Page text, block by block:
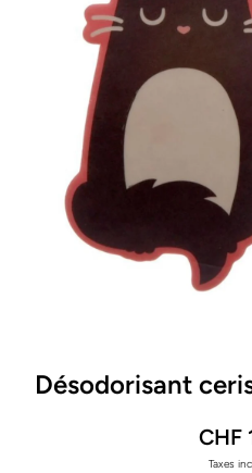
Désodorisant
CHF
Taxes